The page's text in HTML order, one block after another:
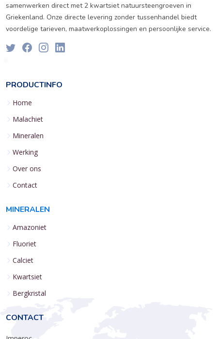
samenwerken direct met 2 kwartsiet natuursteengroeven in
Griekenland. Onze directe levering zonder tussenhandel biedt
voordelige tarieven, maatwerkoplossingen en persoonlijke service.
PRODUCTINFO
Home
Malachiet
Mineralen
Werking
Over ons
Contact
MINERALEN
Amazoniet
Fluoriet
Calciet
Kwartsiet
Bergkristal
CONTACT